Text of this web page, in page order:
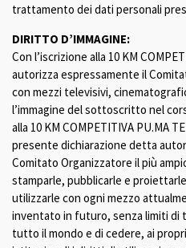
trattamento dei dati personali
DIRITTO D’IMMAGINE:
Con l’iscrizione alla 10 KM
autorizza espressamente il
con mezzi televisivi,
l’immagine del sottoscritto nel
alla 10 KM COMPETITIVA PU.MA
presente dichiarazione detta
Comitato Organizzatore il più
stamparle, pubblicarle e
utilizzarle con ogni mezzo
inventato in futuro, senza limiti di
tutto il mondo e di cedere, ai